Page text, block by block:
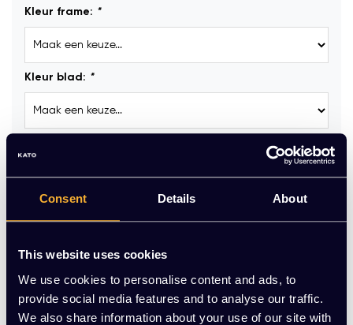
Consent Details About
This website uses cookies
We use cookies to personalise content and ads, to
provide social media features and to analyse our traffic.
We also share information about your use of our site with
Kleur frame: *
Kleur blad: *
Stekkerblok GST18 (incl. aansluitkabel 3 meter) :